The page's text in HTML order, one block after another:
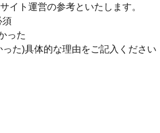
イト運営の参考といたします。
った
た)具体的な理由をご記入ください